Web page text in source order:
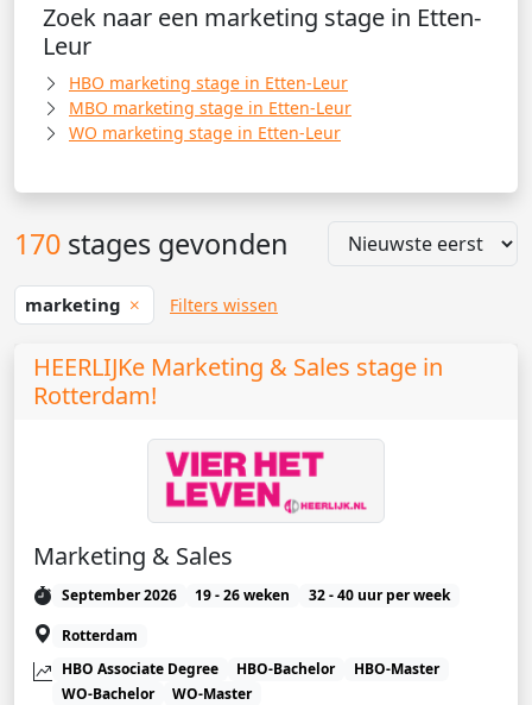
Zoek naar een marketing stage in Etten-
Leur
HBO marketing stage in Etten-Leur
MBO marketing stage in Etten-Leur
WO marketing stage in Etten-Leur
170 stages gevonden
marketing Filters wissen
HEERLIJKe Marketing & Sales stage in
Rotterdam!
Marketing & Sales
September 2026 19 - 26 weken
32 - 40 uur per week
Rotterdam
HBO Associate Degree
HBO-Bachelor
HBO-Master
WO-Bachelor
WO-Master